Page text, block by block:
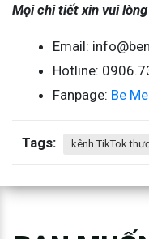
Mọi chi tiết xin vui
Email:
Hotline:
Fanpage: Be
Tags: kênh TikTok